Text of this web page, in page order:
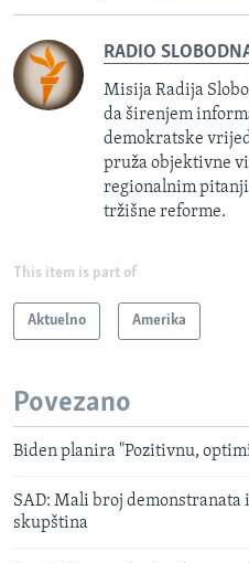
RADIO
Misija Radija
da širenjem
demokratske
pruža objektivne
regionalnim
tržišne reforme.
This item is part of
Aktuelno Amerika
Povezano
Biden planira "Pozitivnu,
SAD: Mali broj
skupština